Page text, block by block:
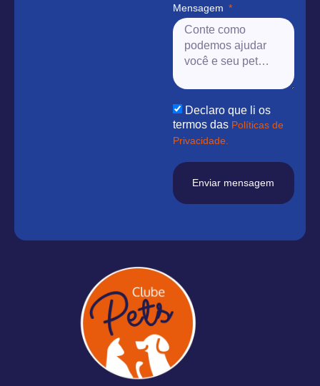
Mensagem
Declaro que li os
termos das Políticas de
Privacidade.
Enviar mensagem